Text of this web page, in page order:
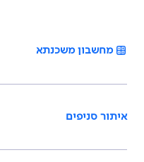
מחשבון משכנתא
איתור סניפים